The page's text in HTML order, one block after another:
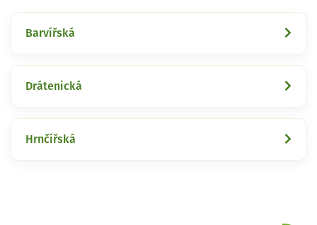
Barvířská
Drátenická
Hrnčířská